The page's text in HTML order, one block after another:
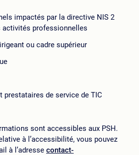
impactés par la directive NIS 2
activités professionnelles
ou cadre supérieur
prestataires de service de TIC
sont accessibles aux PSH.
à l’accessibilité, vous pouvez
à l’adresse contact-